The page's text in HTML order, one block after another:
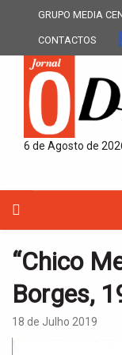
GRUPO MEDIA
CONTACTOS
6 de Agosto de
“Chico
Borges,
18 de Julho 2019